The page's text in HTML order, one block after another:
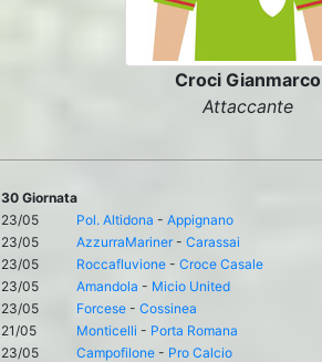
Croci Gianmarco
Attaccante
30 Giornata
23/05
Pol. Altidona - Appignano
23/05
AzzurraMariner- Carassai
23/05
Roccafluvione - Croce Casale
23/05
Amandola - Micio United
23/05
Forcese - Cossinea
21/05
Monticelli - Porta Romana
23/05
Campofilone - Pro Calcio